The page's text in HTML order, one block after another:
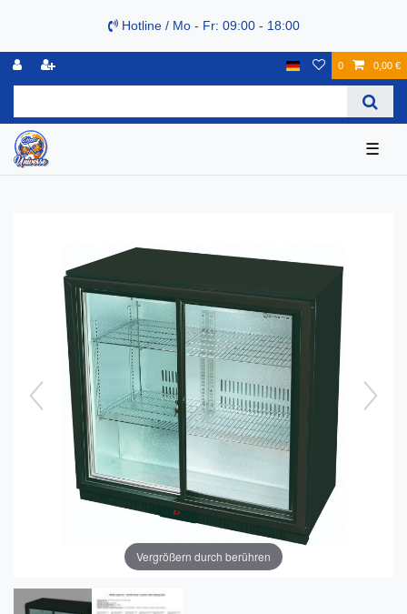
Hotline / Mo - Fr: 09:00 - 18:00
0 0,00 €
☰
Vergrößern durch berühren